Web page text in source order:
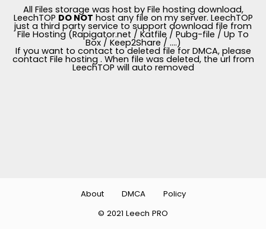
All Files storage was host by File hosting download,
LeechTOP DO NOT host any file on my server. LeechTOP
just a third party service to support download file from
File Hosting (Rapigator.net / Katfile / Pubg-file / Up To
Box / Keep2Share / ....)
If you want to contact to deleted file for DMCA, please
contact File hosting . When file was deleted, the url from
LeechTOP will auto removed
© 2021 Leech PRO
About DMCA Policy